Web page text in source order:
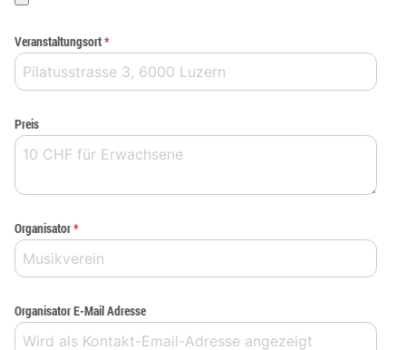
Veranstaltungsort*
Preis
Organisator*
Organisator E-Mail Adresse